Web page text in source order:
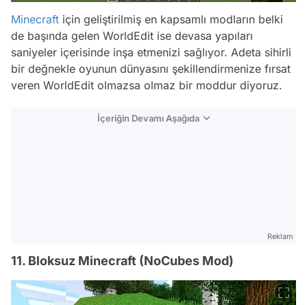
Minecraft için geliştirilmiş en kapsamlı modların belki
de başında gelen WorldEdit ise devasa yapıları
saniyeler içerisinde inşa etmenizi sağlıyor. Adeta sihirli
bir değnekle oyunun dünyasını şekillendirmenize fırsat
veren WorldEdit olmazsa olmaz bir moddur diyoruz.
İçeriğin Devamı Aşağıda
Reklam
11. Bloksuz Minecraft (NoCubes Mod)